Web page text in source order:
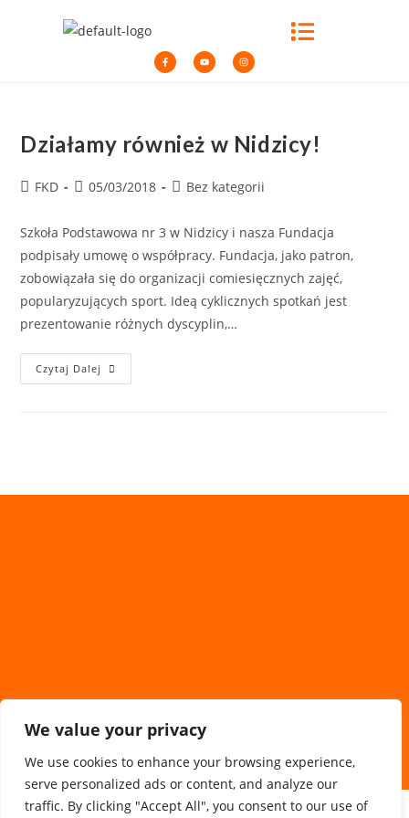
We value your privacy
We use cookies to enhance your browsing experience,
serve personalized ads or content, and analyze our
traffic. By clicking "Accept All", you consent to our use of
Działamy również w Nidzicy!
FKD 05/03/2018 Bez kategorii
Szkoła Podstawowa nr 3 w Nidzicy i nasza Fundacja
podpisały umowę o współpracy. Fundacja, jako patron,
zobowiązała się do organizacji comiesięcznych zajęć,
popularyzujących sport. Ideą cyklicznych spotkań jest
prezentowanie różnych dyscyplin,…
Czytaj Dalej
Sponsorzy/Współpraca